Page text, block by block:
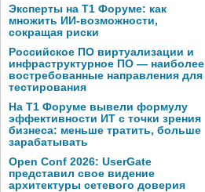
Эксперты на Т1 Форуме: как
множить ИИ-возможности,
сокращая риски
Российское ПО виртуализации и
инфраструктурное ПО — наиболее
востребованные направления для
тестирования
На Т1 Форуме вывели формулу
эффективности ИТ с точки зрения
бизнеса: меньше тратить, больше
зарабатывать
Open Conf 2026: UserGate
представил свое видение
архитектуры сетевого доверия